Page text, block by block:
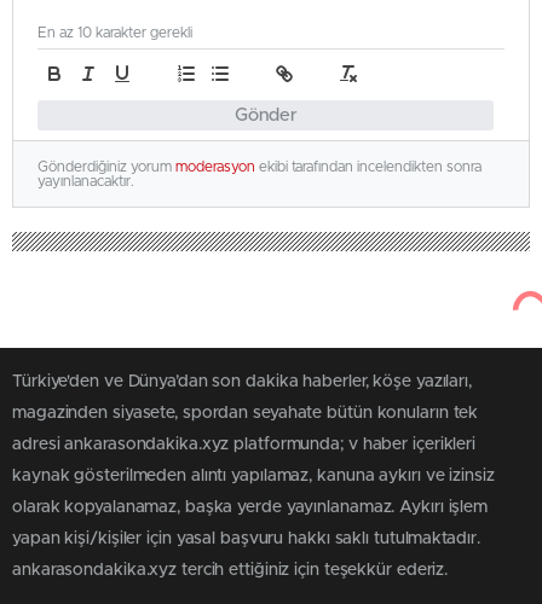
Gönder
En az 10 karakter gerekli
Gönderdiğiniz yorum moderasyon ekibi tarafından incelendikten sonra
yayınlanacaktır.
Türkiye'den ve Dünya’dan son dakika haberler, köşe yazıları,
magazinden siyasete, spordan seyahate bütün konuların tek
adresi ankarasondakika.xyz platformunda; v haber içerikleri
kaynak gösterilmeden alıntı yapılamaz, kanuna aykırı ve izinsiz
olarak kopyalanamaz, başka yerde yayınlanamaz. Aykırı işlem
yapan kişi/kişiler için yasal başvuru hakkı saklı tutulmaktadır.
ankarasondakika.xyz tercih ettiğiniz için teşekkür ederiz.